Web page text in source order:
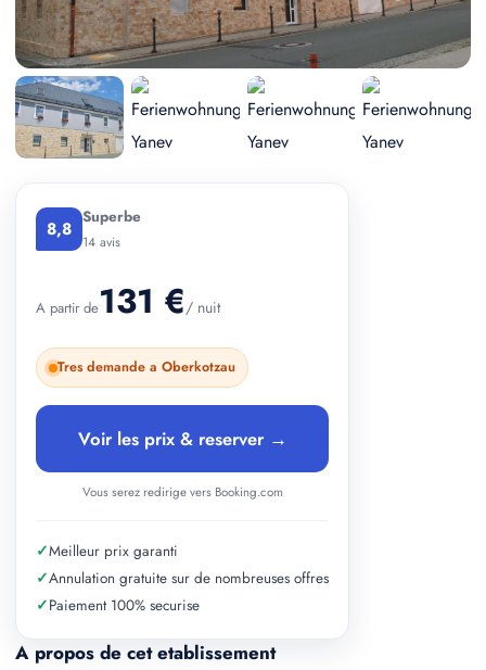
A propos de cet etablissement
8,8 Superbe
14 avis
A partir de131 €/ nuit
Tres demande a Oberkotzau
Voir les prix & reserver →
Vous serez redirige vers Booking.com
✓Meilleur prix garanti
✓Annulation gratuite sur de nombreuses offres
✓Paiement 100% securise